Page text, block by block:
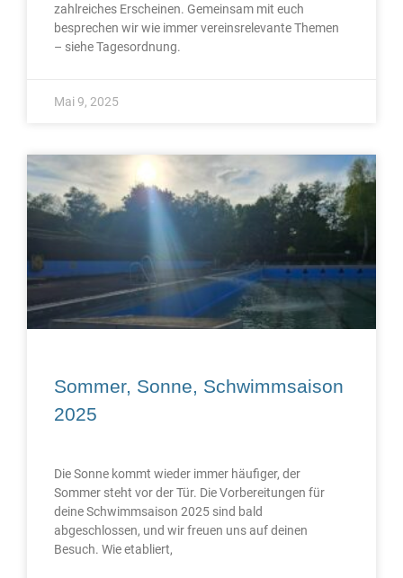
zahlreiches Erscheinen. Gemeinsam mit euch
besprechen wir wie immer vereinsrelevante Themen
– siehe Tagesordnung.
Mai 9, 2025
Sommer, Sonne, Schwimmsaison
2025
Die Sonne kommt wieder immer häufiger, der
Sommer steht vor der Tür. Die Vorbereitungen für
deine Schwimmsaison 2025 sind bald
abgeschlossen, und wir freuen uns auf deinen
Besuch. Wie etabliert,